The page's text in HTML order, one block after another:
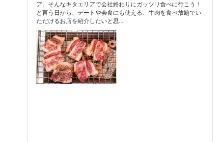
ア。そんなキタエリアで会社終わりにガッツリ食べに行こう！
と言う日から、デートや会食にも使える、牛肉を食べ放題でい
ただけるお店を紹介したいと思...